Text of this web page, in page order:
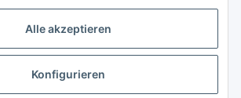
Alle akzeptieren
Konfigurieren